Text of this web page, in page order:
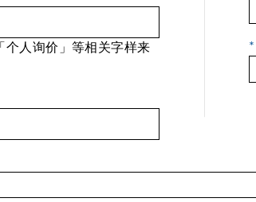
个人询价」等相关字样来
*